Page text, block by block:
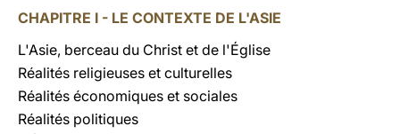
CHAPITRE I - LE CONTEXTE DE L'ASIE
L'Asie, berceau du Christ et de l'Église
Réalités religieuses et culturelles
Réalités économiques et sociales
Réalités politiques